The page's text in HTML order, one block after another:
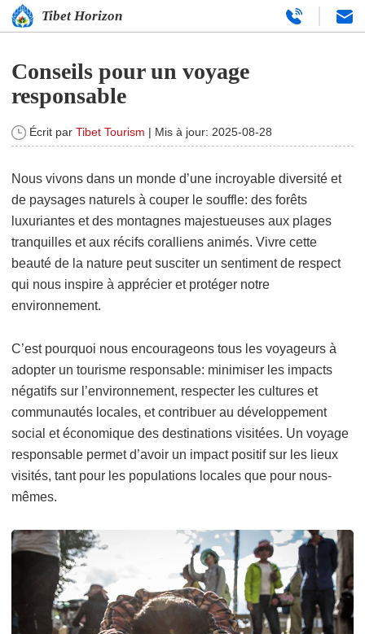
Tibet Horizon
Conseils pour un voyage
responsable
Écrit par Tibet Tourism | Mis à jour: 2025-08-28
Nous vivons dans un monde d’une incroyable diversité et
de paysages naturels à couper le souffle: des forêts
luxuriantes et des montagnes majestueuses aux plages
tranquilles et aux récifs coralliens animés. Vivre cette
beauté de la nature peut susciter un sentiment de respect
qui nous inspire à apprécier et protéger notre
environnement.
C’est pourquoi nous encourageons tous les voyageurs à
adopter un tourisme responsable: minimiser les impacts
négatifs sur l’environnement, respecter les cultures et
communautés locales, et contribuer au développement
social et économique des destinations visitées. Un voyage
responsable permet d’avoir un impact positif sur les lieux
visités, tant pour les populations locales que pour nous-
mêmes.